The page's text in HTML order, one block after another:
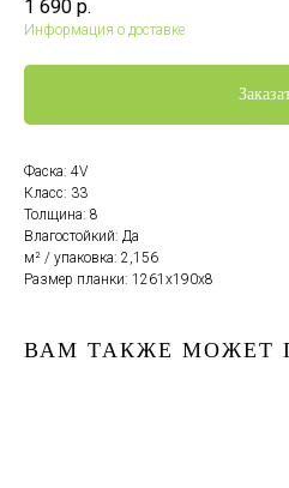
1 690 р.
Информация о доставке
Фаска: 4V
Класс: 33
Толщина: 8
Влагостойкий: Да
м² / упаковка: 2,156
Размер планки: 1261х190х8
ВАМ ТАКЖЕ МОЖЕТ